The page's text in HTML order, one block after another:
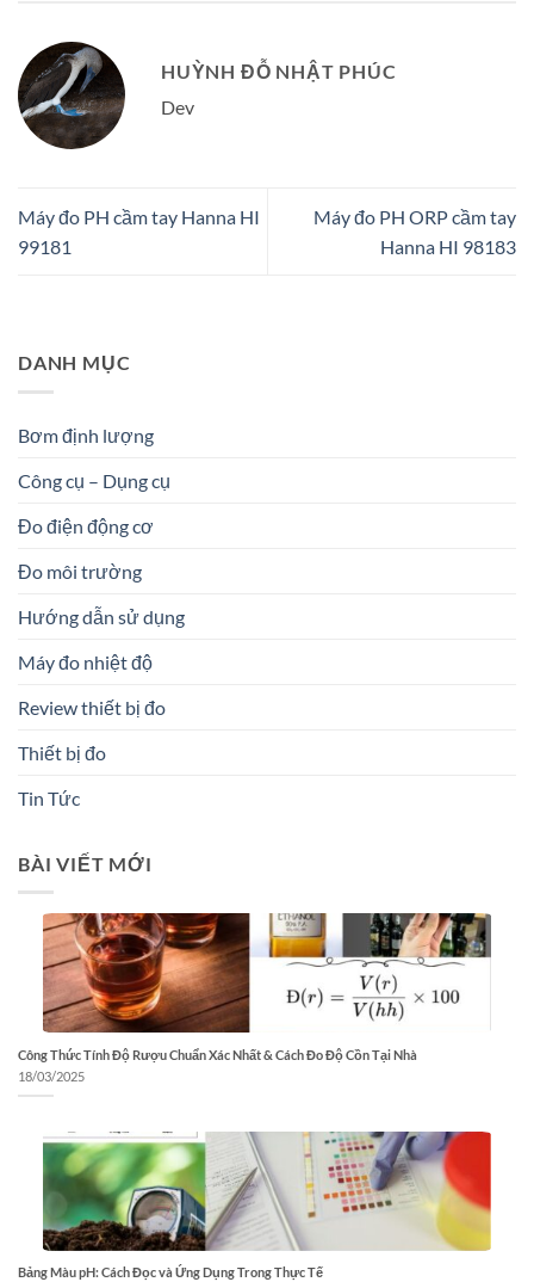
HUỲNH ĐỖ NHẬT PHÚC
Dev
Máy đo PH cầm tay Hanna HI
99181
Máy đo PH ORP cầm tay
Hanna HI 98183
DANH MỤC
Bơm định lượng
Công cụ – Dụng cụ
Đo điện động cơ
Đo môi trường
Hướng dẫn sử dụng
Máy đo nhiệt độ
Review thiết bị đo
Thiết bị đo
Tin Tức
BÀI VIẾT MỚI
Công Thức Tính Độ Rượu Chuẩn Xác Nhất & Cách Đo Độ Cồn Tại Nhà
18/03/2025
Bảng Màu pH: Cách Đọc và Ứng Dụng Trong Thực Tế